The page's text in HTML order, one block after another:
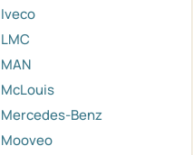
Iveco
LMC
MAN
McLouis
Mercedes-Benz
Mooveo